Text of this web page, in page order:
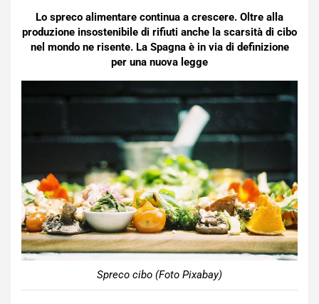
Lo spreco alimentare continua a crescere. Oltre alla
produzione insostenibile di rifiuti anche la scarsità di cibo
nel mondo ne risente. La Spagna è in via di definizione
per una nuova legge
Spreco cibo (Foto Pixabay)